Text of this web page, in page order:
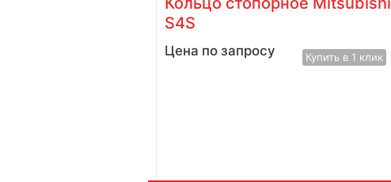
S4S
Цена по запросу Купить в 1 клик